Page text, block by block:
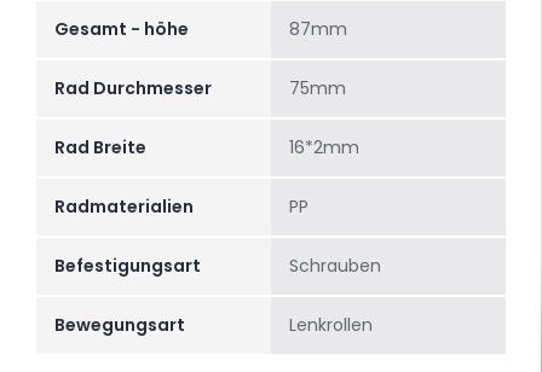
Gesamt - höhe 87mm
Rad Durchmesser 75mm
Rad Breite 16*2mm
Radmaterialien PP
Befestigungsart Schrauben
Bewegungsart Lenkrollen